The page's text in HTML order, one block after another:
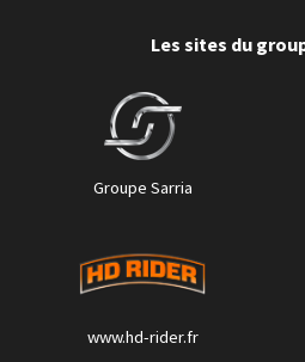
Les sites du
Groupe Sarria
www.hd-rider.fr